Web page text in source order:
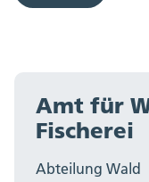
Amt für
Fischerei
Abteilung Wald